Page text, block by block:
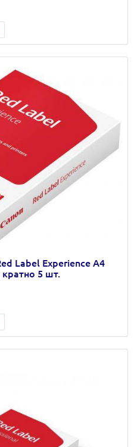
Label Experience А4
5 шт.